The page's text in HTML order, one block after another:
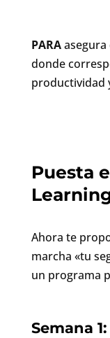
PARAasegura
donde
productividad
Puesta
Ahora te
marcha «tu
un programa
Semana